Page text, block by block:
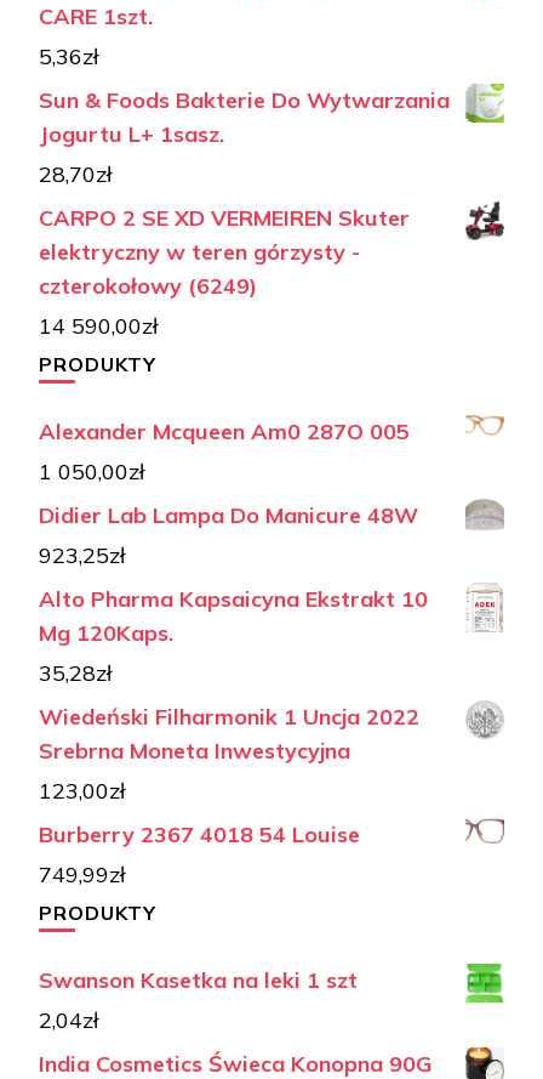
CARE 1szt.
5,36zł
Sun & Foods Bakterie Do Wytwarzania
Jogurtu L+ 1sasz.
28,70zł
CARPO 2 SE XD VERMEIREN Skuter
elektryczny w teren górzysty -
czterokołowy (6249)
14 590,00zł
PRODUKTY
Alexander Mcqueen Am0 287O 005
1 050,00zł
Didier Lab Lampa Do Manicure 48W
923,25zł
Alto Pharma Kapsaicyna Ekstrakt 10
Mg 120Kaps.
35,28zł
Wiedeński Filharmonik 1 Uncja 2022
Srebrna Moneta Inwestycyjna
123,00zł
Burberry 2367 4018 54 Louise
749,99zł
PRODUKTY
Swanson Kasetka na leki 1 szt
2,04zł
India Cosmetics Świeca Konopna 90G